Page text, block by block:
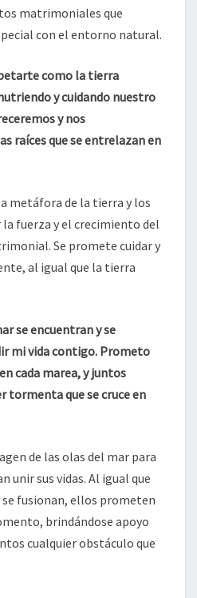
matrimoniales que
con el entorno natural.
como la tierra
y cuidando nuestro
y nos
raíces que se entrelazan en
metáfora de la tierra y los
fuerza y el crecimiento del
Se promete cuidar y
al igual que la tierra
se encuentran y se
mi vida contigo. Prometo
cada marea, y juntos
tormenta que se cruce en
de las olas del mar para
unir sus vidas. Al igual que
se fusionan, ellos prometen
brindándose apoyo
cualquier obstáculo que